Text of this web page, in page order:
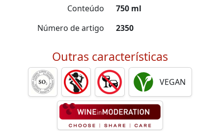
Conteúdo
750 ml
Número de artigo
2350
Outras características
VEGAN